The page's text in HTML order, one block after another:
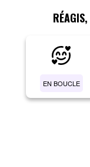
RÉAGIS,
EN BOUCLE